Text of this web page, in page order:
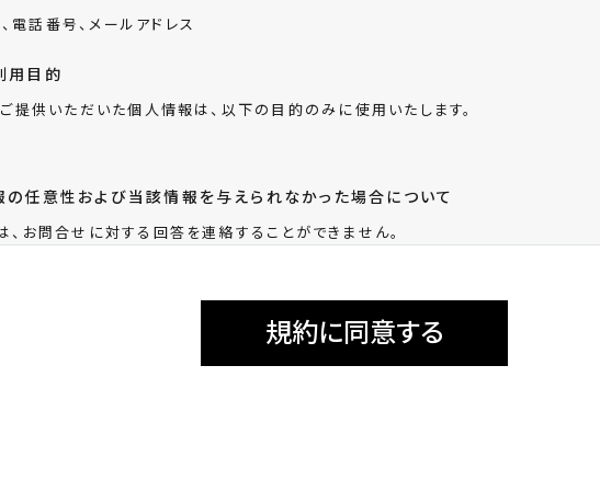
電話番号、メールアドレス
用目的
提供いただいた個人情報は、以下の目的のみに使用いたします。
任意性および当該情報を与えられなかった場合について
お問合せに対する回答を連絡することができません。
サイトでは、Googleによるアクセス解析ツール「Googleアナリティクス」を利用
フィックデータの収集のために「Cookie（クッキー）」を使用しています。このト
規約に同意する